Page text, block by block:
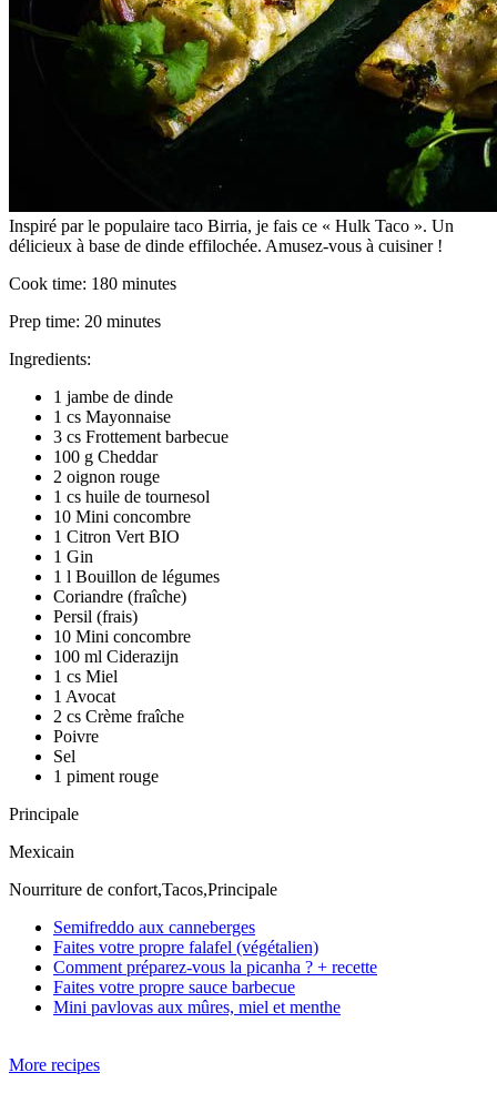
Inspiré par le populaire taco Birria, je fais ce « Hulk Taco ». Un
délicieux à base de dinde effilochée. Amusez-vous à cuisiner !
Cook time: 180 minutes
Prep time: 20 minutes
Ingredients:
1 jambe de dinde
1 cs Mayonnaise
3 cs Frottement barbecue
100 g Cheddar
2 oignon rouge
1 cs huile de tournesol
10 Mini concombre
1 Citron Vert BIO
1 Gin
1 l Bouillon de légumes
Coriandre (fraîche)
Persil (frais)
10 Mini concombre
100 ml Ciderazijn
1 cs Miel
1 Avocat
2 cs Crème fraîche
Poivre
Sel
1 piment rouge
Principale
Mexicain
Nourriture de confort,Tacos,Principale
Semifreddo aux canneberges
Faites votre propre falafel (végétalien)
Comment préparez-vous la picanha ? + recette
Faites votre propre sauce barbecue
Mini pavlovas aux mûres, miel et menthe
More recipes